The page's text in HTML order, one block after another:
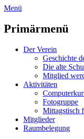
zum
überspringen
Menü
Primärmenü
Der Verein
Geschichte
Die alte
Mitglied
Aktivitäten
Fotogruppe
Mittagstisch
Mitglieder
Raumbelegung